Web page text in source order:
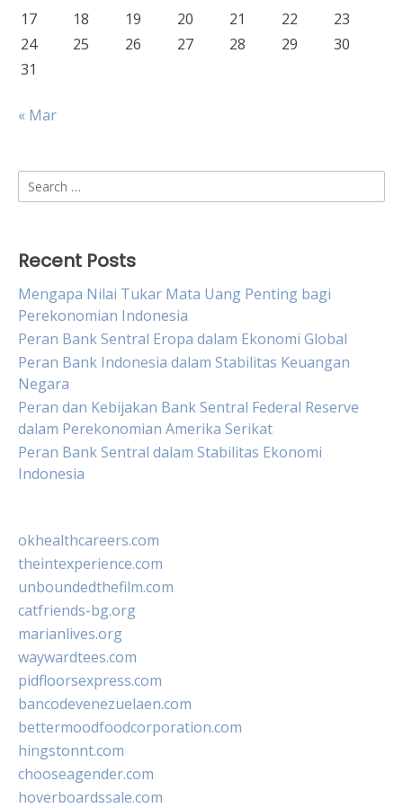
17
18 19 20 21 22
23
24
25 26 27 28 29
30
31
« Mar
Search
for:
Recent Posts
Mengapa Nilai Tukar Mata Uang Penting bagi
Perekonomian Indonesia
Peran Bank Sentral Eropa dalam Ekonomi Global
Peran Bank Indonesia dalam Stabilitas Keuangan
Negara
Peran dan Kebijakan Bank Sentral Federal Reserve
dalam Perekonomian Amerika Serikat
Peran Bank Sentral dalam Stabilitas Ekonomi
Indonesia
okhealthcareers.com
theintexperience.com
unboundedthefilm.com
catfriends-bg.org
marianlives.org
waywardtees.com
pidfloorsexpress.com
bancodevenezuelaen.com
bettermoodfoodcorporation.com
hingstonnt.com
chooseagender.com
hoverboardssale.com